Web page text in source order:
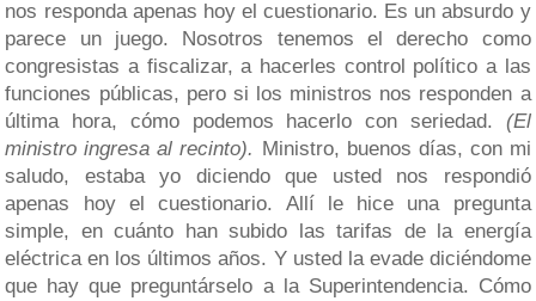
nos responda apenas hoy el cuestionario. Es un absurdo y
parece un juego. Nosotros tenemos el derecho como
congresistas a fiscalizar, a hacerles control político a las
funciones públicas, pero si los ministros nos responden a
última hora, cómo podemos hacerlo con seriedad. (El
ministro ingresa al recinto). Ministro, buenos días, con mi
saludo, estaba yo diciendo que usted nos respondió
apenas hoy el cuestionario. Allí le hice una pregunta
simple, en cuánto han subido las tarifas de la energía
eléctrica en los últimos años. Y usted la evade diciéndome
que hay que preguntárselo a la Superintendencia. Cómo